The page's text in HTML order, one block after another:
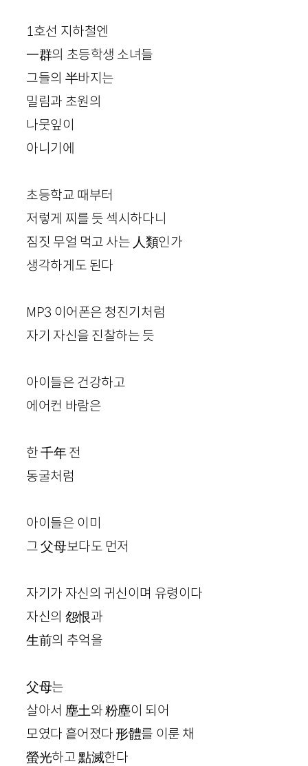
1호선 지하철엔
一群의 초등학생 소녀들
그들의 半바지는
밀림과 초원의
나뭇잎이
아니기에
초등학교 때부터
저렇게 찌를 듯 섹시하다니
짐짓 무얼 먹고 사는 人類인가
생각하게도 된다
MP3 이어폰은 청진기처럼
자기 자신을 진찰하는 듯
아이들은 건강하고
에어컨 바람은
한千年전
동굴처럼
아이들은 이미
그父母보다도 먼저
자기가 자신의 귀신이며 유령이다
자신의 怨恨과
生前의 추억을
父母는
살아서 塵土와粉塵이 되어
모였다 흩어졌다 形體를 이룬 채
螢光하고點滅한다